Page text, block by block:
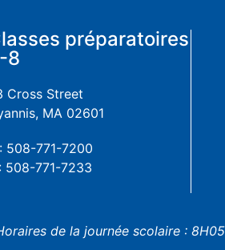
préparatoires
8
Cross Street
MA 02601
508-771-7200
508-771-7233
de la journée scolaire :